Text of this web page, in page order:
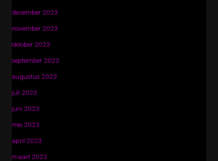
december 2023
november 2023
oktober 2023
september 2023
augustus 2023
juli 2023
juni 2023
mei 2023
april 2023
maart 2023